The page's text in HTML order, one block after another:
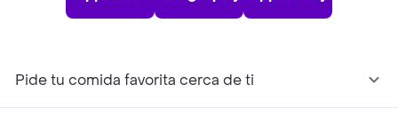
Pide tu comida favorita cerca de ti